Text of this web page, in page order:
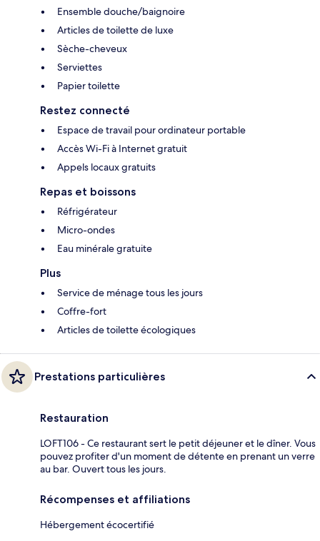
Ensemble douche/baignoire
Articles de toilette de luxe
Sèche-cheveux
Serviettes
Papier toilette
Restez connecté
Espace de travail pour ordinateur portable
Accès Wi-Fi à Internet gratuit
Appels locaux gratuits
Repas et boissons
Réfrigérateur
Micro-ondes
Eau minérale gratuite
Plus
Service de ménage tous les jours
Coffre-fort
Articles de toilette écologiques
Prestations particulières
Restauration
LOFT106 - Ce restaurant sert le petit déjeuner et le dîner. Vous
pouvez profiter d'un moment de détente en prenant un verre
au bar. Ouvert tous les jours.
Récompenses et affiliations
Hébergement écocertifié